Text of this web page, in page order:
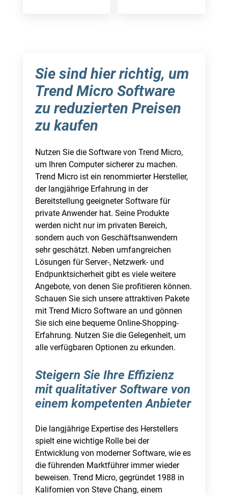
Sie sind hier richtig, um
Trend Micro Software
zu reduzierten Preisen
zu kaufen
Nutzen Sie die Software von Trend Micro,
um Ihren Computer sicherer zu machen.
Trend Micro ist ein renommierter Hersteller,
der langjährige Erfahrung in der
Bereitstellung geeigneter Software für
private Anwender hat. Seine Produkte
werden nicht nur im privaten Bereich,
sondern auch von Geschäftsanwendern
sehr geschätzt. Neben umfangreichen
Lösungen für Server-, Netzwerk- und
Endpunktsicherheit gibt es viele weitere
Angebote, von denen Sie profitieren können.
Schauen Sie sich unsere attraktiven Pakete
mit Trend Micro Software an und gönnen
Sie sich eine bequeme Online-Shopping-
Erfahrung. Nutzen Sie die Gelegenheit, um
alle verfügbaren Optionen zu erkunden.
Steigern Sie Ihre Effizienz
mit qualitativer Software von
einem kompetenten Anbieter
Die langjährige Expertise des Herstellers
spielt eine wichtige Rolle bei der
Entwicklung von moderner Software, wie es
die führenden Marktführer immer wieder
beweisen. Trend Micro, gegründet 1988 in
Kalifornien von Steve Chang, einem